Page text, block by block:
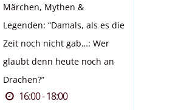
Märchen, Mythen &
Legenden: “Damals, als es die
Zeit noch nicht gab…: Wer
glaubt denn heute noch an
Drachen?”
16:00 - 18:00